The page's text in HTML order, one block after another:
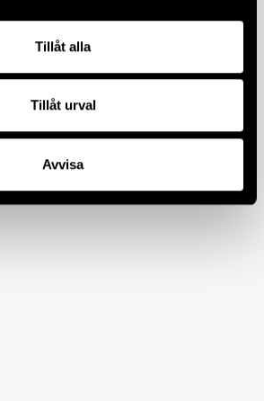
Tillåt alla
Tillåt urval
Avvisa